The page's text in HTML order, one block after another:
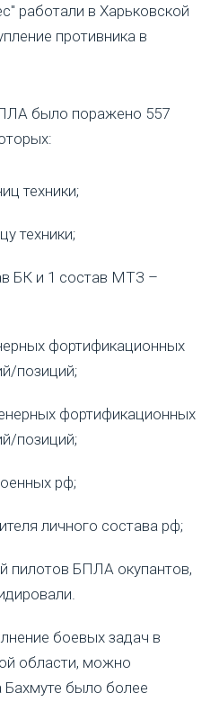
работали в Харьковской
противника в
было поражено 557
техники;
техники;
БК и 1 состав МТЗ –
фортификационных
позиций;
фортификационных
позиций;
рф;
личного состава рф;
пилотов БПЛА окупантов,
боевых задач в
области, можно
Бахмуте было более